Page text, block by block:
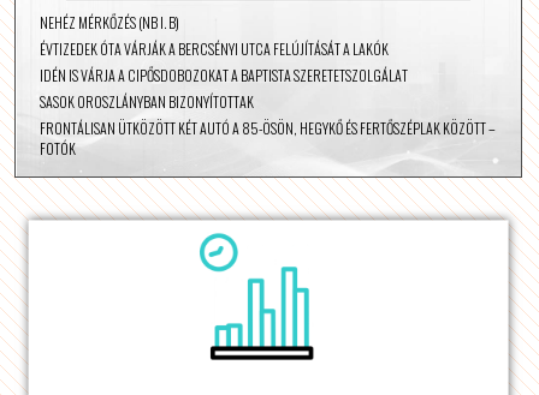
NEHÉZ MÉRKŐZÉS (NB I. B)
ÉVTIZEDEK ÓTA VÁRJÁK A BERCSÉNYI UTCA FELÚJÍTÁSÁT A LAKÓK
IDÉN IS VÁRJA A CIPŐSDOBOZOKAT A BAPTISTA SZERETETSZOLGÁLAT
SASOK OROSZLÁNYBAN BIZONYÍTOTTAK
FRONTÁLISAN ÜTKÖZÖTT KÉT AUTÓ A 85-ÖSÖN, HEGYKŐ ÉS FERTŐSZÉPLAK KÖZÖTT –
FOTÓK